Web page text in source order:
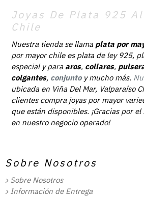
Joyas De Plata 925
Chile
Nuestra tienda se llama plata por
por mayor chile es plata de ley 925,
especial y para aros, collares,
colgantes, conjunto y mucho más.
ubicada en Viña Del Mar, Valparaíso
clientes compra joyas por mayor
que están disponibles. ¡Gracias por
en nuestro negocio operado!
Sobre Nosotros
Sobre Nosotros
Información de Entrega